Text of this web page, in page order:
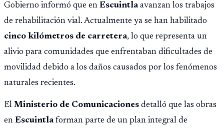
Gobierno informó que en Escuintlaavanzan los trabajos
de rehabilitación vial. Actualmente ya se han habilitado
cinco kilómetros de carretera, lo que representa un
alivio para comunidades que enfrentaban dificultades de
movilidad debido a los daños causados por los fenómenos
naturales recientes.
El Ministerio de Comunicaciones detalló que las obras
en Escuintlaforman parte de un plan integral de